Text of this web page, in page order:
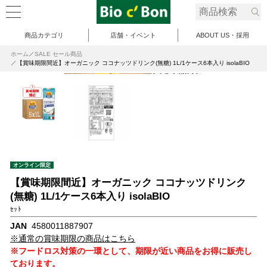
商品カテゴリ 店舗・イベント ABOUT US・採用
ホーム
SALE セール商品
【賞味期限間近】オーガニック ココナッツドリンク(無糖) 1L/1ケース6本入り isolaBIO
オンライン限定
【賞味期限間近】オーガニック ココナッツドリンク
(無糖) 1L/1ケース6本入り isolaBIO
ｾｯﾄ
JAN 4580011887907
※通常の賞味期限の商品はこちら
※フードロス対策の一環として、期限が近い商品をお得に販売し
ております。